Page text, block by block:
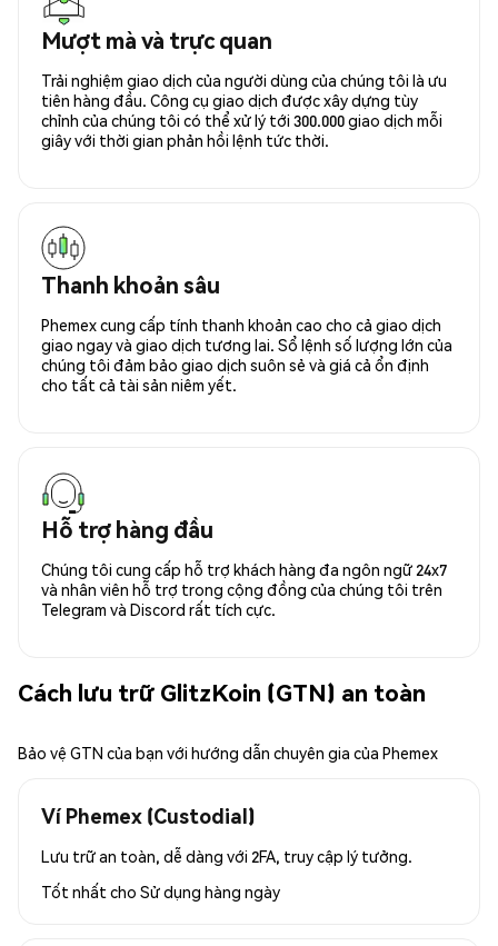
Mượt mà và trực quan
Trải nghiệm giao dịch của người dùng của chúng tôi là ưu
tiên hàng đầu. Công cụ giao dịch được xây dựng tùy
chỉnh của chúng tôi có thể xử lý tới 300.000 giao dịch mỗi
giây với thời gian phản hồi lệnh tức thời.
Thanh khoản sâu
Phemex cung cấp tính thanh khoản cao cho cả giao dịch
giao ngay và giao dịch tương lai. Sổ lệnh số lượng lớn của
chúng tôi đảm bảo giao dịch suôn sẻ và giá cả ổn định
cho tất cả tài sản niêm yết.
Hỗ trợ hàng đầu
Chúng tôi cung cấp hỗ trợ khách hàng đa ngôn ngữ 24x7
và nhân viên hỗ trợ trong cộng đồng của chúng tôi trên
Telegram và Discord rất tích cực.
Cách lưu trữ GlitzKoin (GTN) an toàn
Bảo vệ GTN của bạn với hướng dẫn chuyên gia của Phemex
Ví Phemex (Custodial)
Lưu trữ an toàn, dễ dàng với 2FA, truy cập lý tưởng.
Tốt nhất cho Sử dụng hàng ngày